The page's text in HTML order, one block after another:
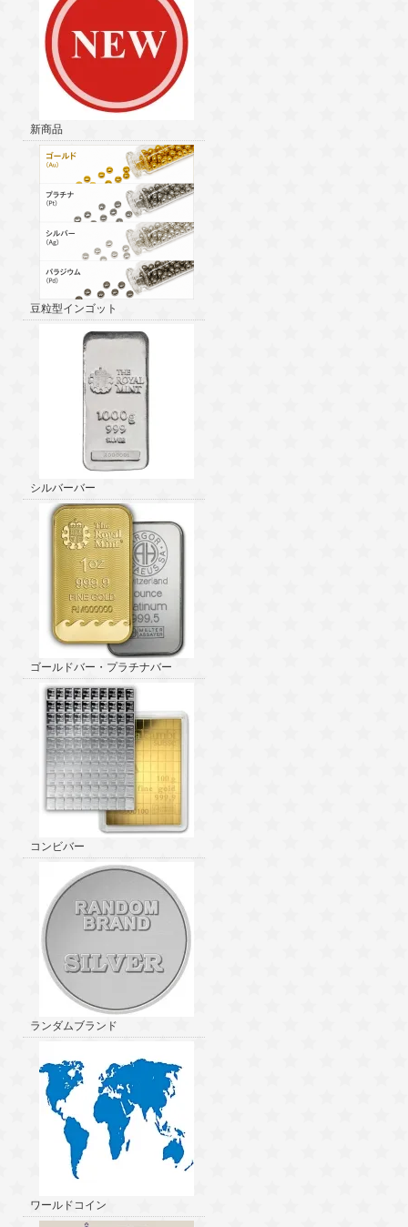
新商品
豆粒型インゴット
シルバーバー
ゴールドバー・プラチナバー
コンビバー
ランダムブランド
ワールドコイン